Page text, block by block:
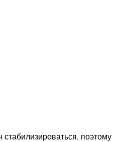
поэтому